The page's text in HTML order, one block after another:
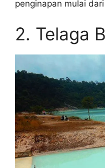
penginapan mulai
2. Telaga